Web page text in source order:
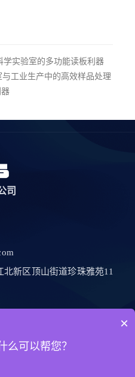
学实验室的多功能读板利器
工业生产中的高效样品处理
司
新区顶山街道珍珠雅苑11
×
么可以帮您？